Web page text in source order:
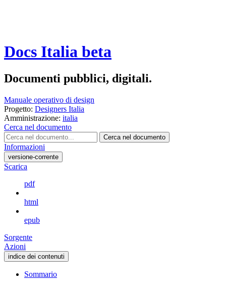
Docs Italia beta
Documenti pubblici, digitali.
Manuale operativo di design
Progetto: Designers Italia
Amministrazione: italia
Cerca nel documento
Cerca nel documento
Informazioni
versione-corrente
Scarica
pdf
html
epub
Sorgente
Azioni
indice dei contenuti
Sommario